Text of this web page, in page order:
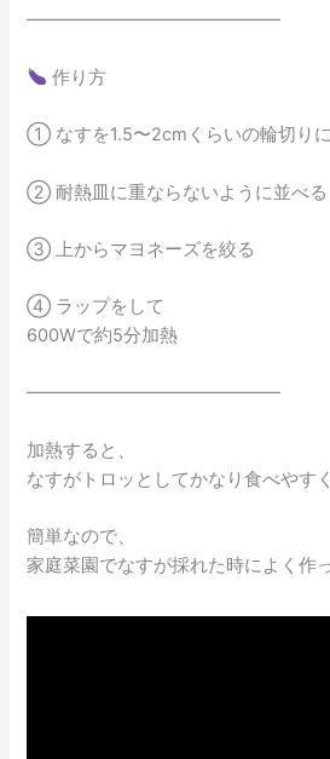
━━━━━━━━━━━━━━
作り方
① なすを1.5〜2cmくらいの輪切り
② 耐熱皿に重ならないように並べる
③ 上からマヨネーズを絞る
④ ラップをして
600Wで約5分加熱
━━━━━━━━━━━━━━
加熱すると、
なすがトロッとしてかなり食べやす
簡単なので、
家庭菜園でなすが採れた時によく作